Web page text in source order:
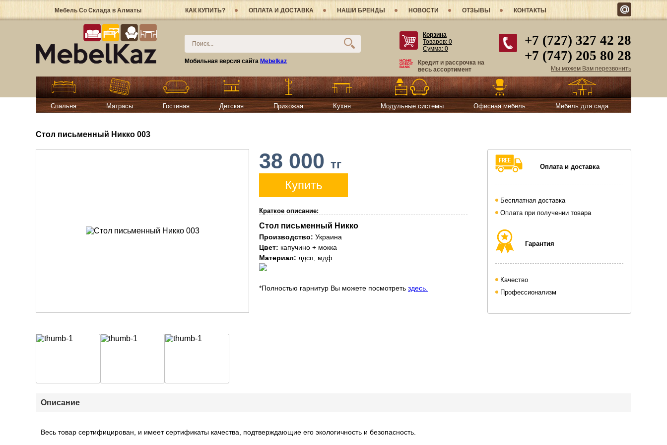
Мебель Со Склада в Алматы КАК КУПИТЬ? ОПЛАТА И ДОСТАВКА НАШИ БРЕНДЫ НОВОСТИ ОТЗЫВЫ КОНТАКТЫ
+7 (727) 327 42 28
+7 (747) 205 80 28
Мы можем Вам перезвонить
Корзина
Товаров: 0
Сумма: 0
Кредит и рассрочка на
весь ассортимент
Мобильная версия сайта Mebelkaz
Спальня Матрасы Гостиная Детская Прихожая Кухня Модульные системы Офисная мебель Мебель для сада
Стол письменный Никко 003
38 000 тг
Купить
Краткое описание:
Стол письменный Никко
Производство: Украина
Цвет: капучино + мокка
Материал: лдсп, мдф
*Полностью гарнитур Вы можете посмотреть здесь.
Оплата и доставка
Бесплатная доставка
Оплата при получении товара
Гарантия
Качество
Профессионализм
Описание
Весь товар сертифицирован, и имеет сертификаты качества, подтверждающие его экологичность и безопасность.